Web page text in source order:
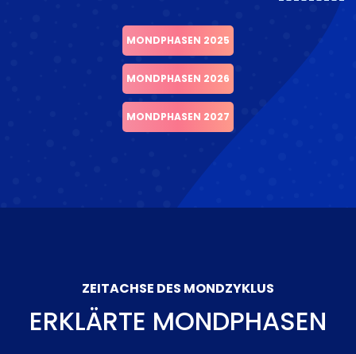
MONDPHASEN 2025
MONDPHASEN 2026
MONDPHASEN 2027
ZEITACHSE DES MONDZYKLUS
ERKLÄRTE MONDPHASEN